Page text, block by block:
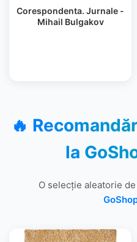
Corespondenta. Jurnale -
Mihail Bulgakov
🔥
la
O selecție aleatorie